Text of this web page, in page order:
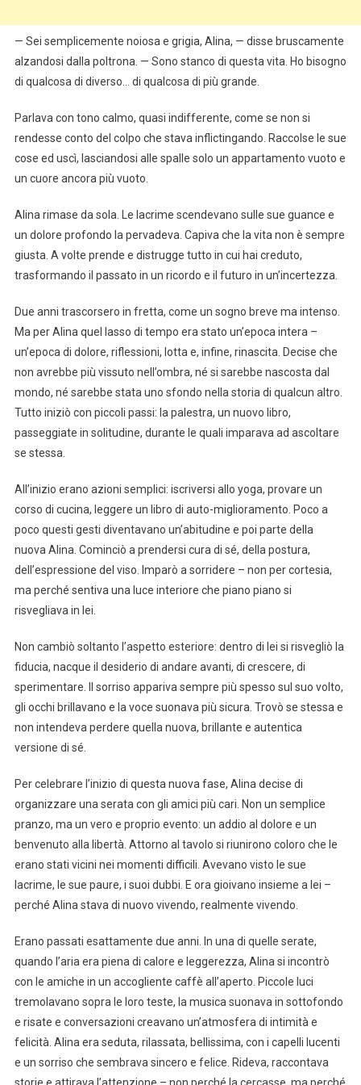
— Sei semplicemente noiosa e grigia, Alina, — disse bruscamente
alzandosi dalla poltrona. — Sono stanco di questa vita. Ho bisogno
di qualcosa di diverso… di qualcosa di più grande.
Parlava con tono calmo, quasi indifferente, come se non si
rendesse conto del colpo che stava inflictingando. Raccolse le sue
cose ed uscì, lasciandosi alle spalle solo un appartamento vuoto e
un cuore ancora più vuoto.
Alina rimase da sola. Le lacrime scendevano sulle sue guance e
un dolore profondo la pervadeva. Capiva che la vita non è sempre
giusta. A volte prende e distrugge tutto in cui hai creduto,
trasformando il passato in un ricordo e il futuro in un’incertezza.
Due anni trascorsero in fretta, come un sogno breve ma intenso.
Ma per Alina quel lasso di tempo era stato un’epoca intera –
un’epoca di dolore, riflessioni, lotta e, infine, rinascita. Decise che
non avrebbe più vissuto nell’ombra, né si sarebbe nascosta dal
mondo, né sarebbe stata uno sfondo nella storia di qualcun altro.
Tutto iniziò con piccoli passi: la palestra, un nuovo libro,
passeggiate in solitudine, durante le quali imparava ad ascoltare
se stessa.
All’inizio erano azioni semplici: iscriversi allo yoga, provare un
corso di cucina, leggere un libro di auto-miglioramento. Poco a
poco questi gesti diventavano un’abitudine e poi parte della
nuova Alina. Cominciò a prendersi cura di sé, della postura,
dell’espressione del viso. Imparò a sorridere – non per cortesia,
ma perché sentiva una luce interiore che piano piano si
risvegliava in lei.
Non cambiò soltanto l’aspetto esteriore: dentro di lei si risvegliò la
fiducia, nacque il desiderio di andare avanti, di crescere, di
sperimentare. Il sorriso appariva sempre più spesso sul suo volto,
gli occhi brillavano e la voce suonava più sicura. Trovò se stessa e
non intendeva perdere quella nuova, brillante e autentica
versione di sé.
Per celebrare l’inizio di questa nuova fase, Alina decise di
organizzare una serata con gli amici più cari. Non un semplice
pranzo, ma un vero e proprio evento: un addio al dolore e un
benvenuto alla libertà. Attorno al tavolo si riunirono coloro che le
erano stati vicini nei momenti difficili. Avevano visto le sue
lacrime, le sue paure, i suoi dubbi. E ora gioivano insieme a lei –
perché Alina stava di nuovo vivendo, realmente vivendo.
Erano passati esattamente due anni. In una di quelle serate,
quando l’aria era piena di calore e leggerezza, Alina si incontrò
con le amiche in un accogliente caffè all’aperto. Piccole luci
tremolavano sopra le loro teste, la musica suonava in sottofondo
e risate e conversazioni creavano un’atmosfera di intimità e
felicità. Alina era seduta, rilassata, bellissima, con i capelli lucenti
e un sorriso che sembrava sincero e felice. Rideva, raccontava